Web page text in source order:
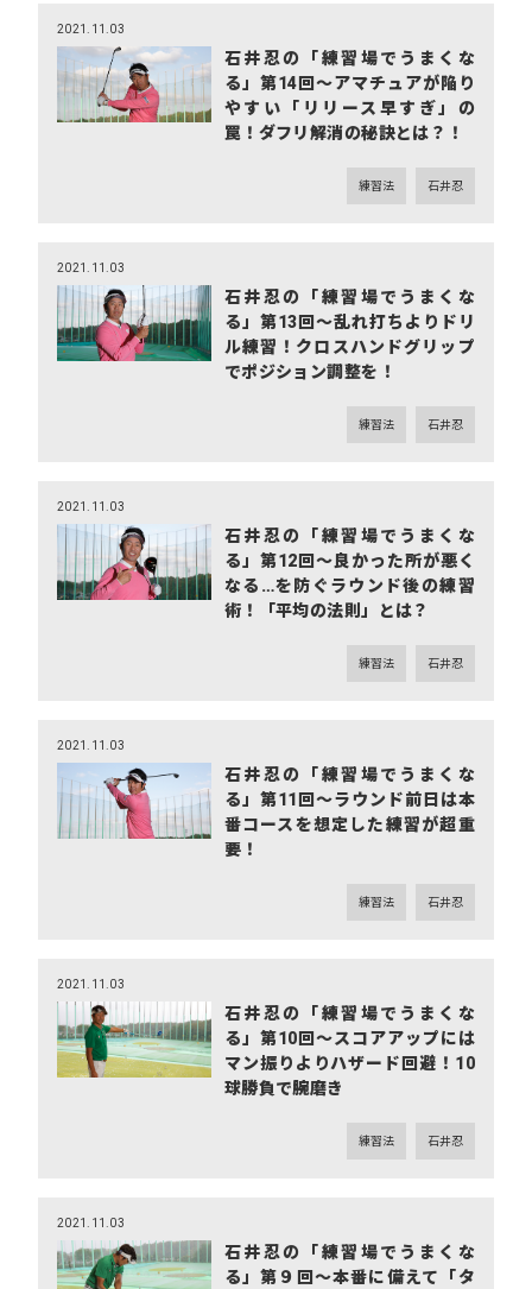
2021.11.03
石井忍の「練習場でうまくな
る」第14回～アマチュアが陥り
やすい「リリース早すぎ」の
罠！ダフリ解消の秘訣とは？！
練習法 石井忍
2021.11.03
石井忍の「練習場でうまくな
る」第13回～乱れ打ちよりドリ
ル練習！クロスハンドグリップ
でポジション調整を！
練習法 石井忍
2021.11.03
石井忍の「練習場でうまくな
る」第12回～良かった所が悪く
なる…を防ぐラウンド後の練習
術！「平均の法則」とは？
練習法 石井忍
2021.11.03
石井忍の「練習場でうまくな
る」第11回～ラウンド前日は本
番コースを想定した練習が超重
要！
練習法 石井忍
2021.11.03
石井忍の「練習場でうまくな
る」第10回～スコアアップには
マン振りよりハザード回避！10
球勝負で腕磨き
練習法 石井忍
2021.11.03
石井忍の「練習場でうまくな
る」第９回～本番に備えて「タ